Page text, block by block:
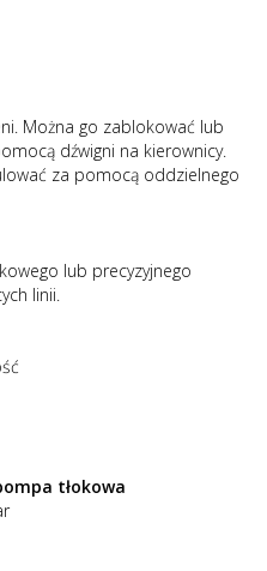
Można go zablokować lub
dźwigni na kierownicy.
za pomocą oddzielnego
lub precyzyjnego
linii.
tłokowa